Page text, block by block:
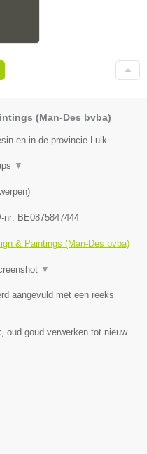
(Man-Des bvba)
en in de provincie Luik.
▼
)
nr: BE0875847444
& Paintings (Man-Des bvba)
▼
aangevuld met een reeks
oud goud verwerken tot nieuw